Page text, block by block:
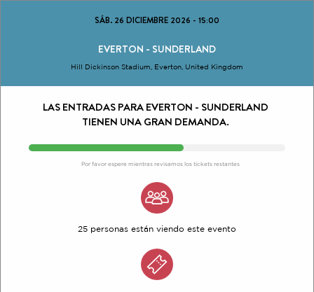
SÁB. 26 DICIEMBRE 2026 - 15:00
EVERTON - SUNDERLAND
Hill Dickinson Stadium, Everton, United Kingdom
LAS ENTRADAS PARA EVERTON - SUNDERLAND
TIENEN UNA GRAN DEMANDA.
Por favor espere mientras revisamos los tickets restantes
25 personas están viendo este evento